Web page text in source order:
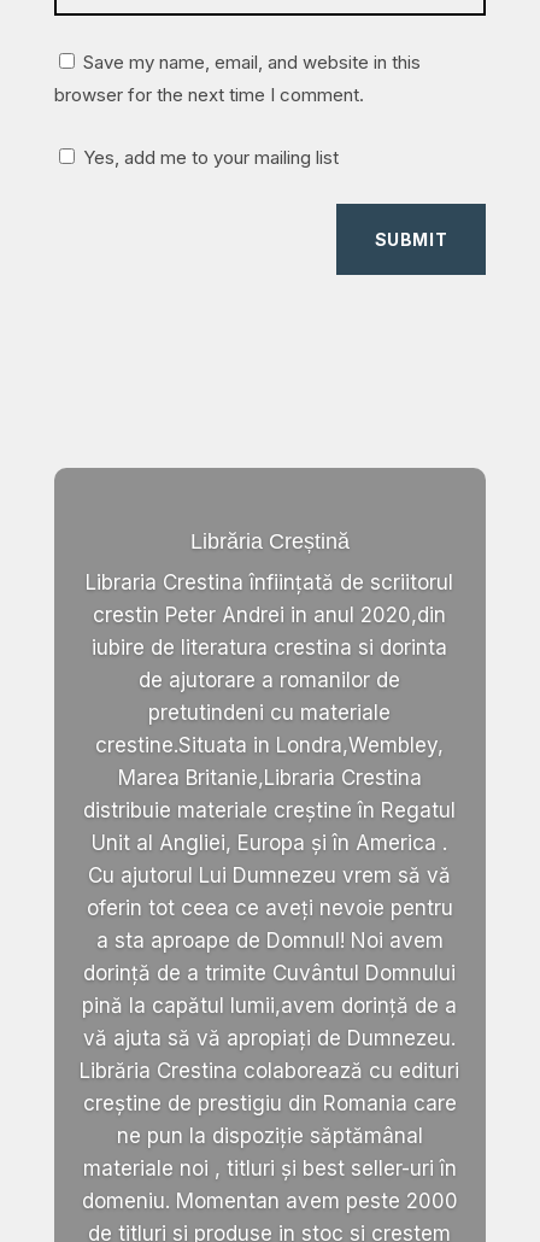
Save my name, email, and website in this
browser for the next time I comment.
Yes, add me to your mailing list
SUBMIT
Librăria Creștină
Libraria Crestina înființată de scriitorul
crestin Peter Andrei in anul 2020,din
iubire de literatura crestina si dorinta
de ajutorare a romanilor de
pretutindeni cu materiale
crestine.Situata in Londra,Wembley,
Marea Britanie,Libraria Crestina
distribuie materiale creștine în Regatul
Unit al Angliei, Europa și în America .
Cu ajutorul Lui Dumnezeu vrem să vă
oferin tot ceea ce aveți nevoie pentru
a sta aproape de Domnul! Noi avem
dorință de a trimite Cuvântul Domnului
pină la capătul lumii,avem dorință de a
vă ajuta să vă apropiați de Dumnezeu.
Librăria Crestina colaborează cu edituri
creștine de prestigiu din Romania care
ne pun la dispoziție săptămânal
materiale noi , titluri și best seller-uri în
domeniu. Momentan avem peste 2000
de titluri si produse in stoc si crestem